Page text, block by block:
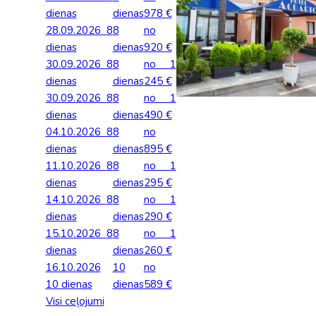
Grieķija: Roda
Gruzija: Batumi
Itālija: Kalabrija
Itālija: Sardīnija
Itālija: Sicīlija
Kipra
Madeira
Spānija:
Spānija: Malaga
Spānija: Maljorka
Dānija
Francija
Grieķija
Gruzija
Horvātija
Islande
Itālija
Kipra
Monako
Portugāle
Rumānija
Horvātija
Palīdzība ārkārtas situācijās
BALTA ceļojumu apdrošināšana
Anketas vīzu noformēšanai
Lidojumu atcelšana un kavēšanās
Auto noma
dienas
dienas978 €
28.09.2026 8
dienas
8
dienas
no
920 €
30.09.2026 8
dienas
8
dienas
no 1
245 €
30.09.2026 8
dienas
8
dienas
no 1
490 €
04.10.2026 8
dienas
8
dienas
no
895 €
11.10.2026 8
dienas
8
dienas
no 1
295 €
14.10.2026 8
dienas
8
dienas
no 1
290 €
15.10.2026 8
dienas
8
dienas
no 1
260 €
16.10.2026
10 dienas
10
dienas
no
589 €
Visi ceļojumi